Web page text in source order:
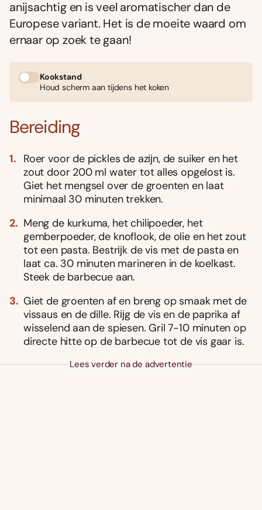
anijsachtig en is veel aromatischer dan de
Europese variant. Het is de moeite waard om
ernaar op zoek te gaan!
Kookstand
Houd scherm aan tijdens het koken
Bereiding
Roer voor de pickles de azĳn, de suiker en het
zout door 200 ml water tot alles opgelost is.
Giet het mengsel over de groenten en laat
minimaal 30 minuten trekken.
Meng de kurkuma, het chilipoeder, het
gemberpoeder, de knoflook, de olie en het zout
tot een pasta. Bestrĳk de vis met de pasta en
laat ca. 30 minuten marineren in de koelkast.
Steek de barbecue aan.
Giet de groenten af en breng op smaak met de
vissaus en de dille. Rĳg de vis en de paprika af
wisselend aan de spiesen. Gril 7-10 minuten op
directe hitte op de barbecue tot de vis gaar is.
Lees verder na de advertentie